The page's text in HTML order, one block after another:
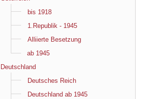
bis 1918
1.Republik - 1945
Alliierte Besetzung
ab 1945
Deutschland
Deutsches Reich
Deutschland ab 1945